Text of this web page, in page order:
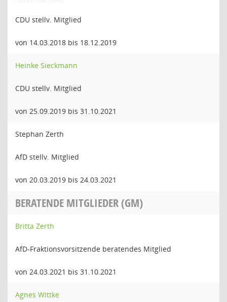
CDU stellv. Mitglied
von 14.03.2018 bis 18.12.2019
Heinke Sieckmann
CDU stellv. Mitglied
von 25.09.2019 bis 31.10.2021
Stephan Zerth
AfD stellv. Mitglied
von 20.03.2019 bis 24.03.2021
BERATENDE MITGLIEDER (GM)
Britta Zerth
AfD-Fraktionsvorsitzende beratendes Mitglied
von 24.03.2021 bis 31.10.2021
Agnes Wittke